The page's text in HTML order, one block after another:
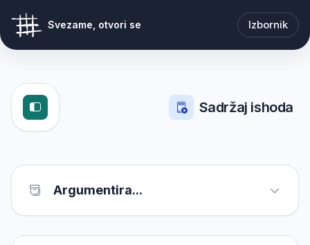
Svezame, otvori se Izbornik
Sadržaj ishoda
Argumentira...